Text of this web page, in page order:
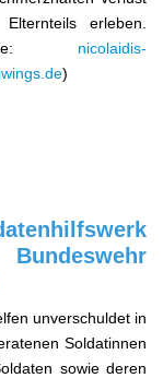
erleben.
nicolaidis-
)
unverschuldet in
Soldatinnen
sowie deren